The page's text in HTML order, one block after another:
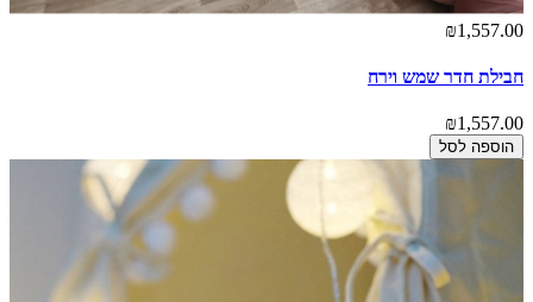
₪1,557.00
חבילת חדר שמש וירח
₪1,557.00
הוספה לסל